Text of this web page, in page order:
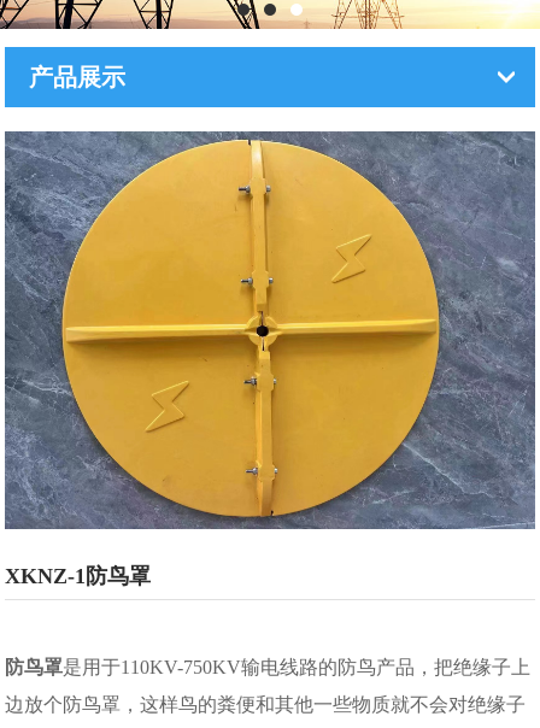
新闻资讯
联系我们
产品展示
XKNZ-1防鸟罩
防鸟罩是用于110KV-750KV输电线路的防鸟产品，把绝缘子上
边放个防鸟罩，这样鸟的粪便和其他一些物质就不会对绝缘子